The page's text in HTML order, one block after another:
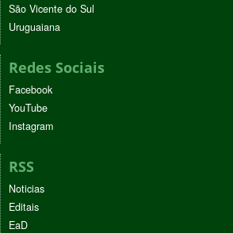
São Vicente do Sul
Uruguaiana
Redes Sociais
Facebook
YouTube
Instagram
RSS
Noticias
Editais
EaD